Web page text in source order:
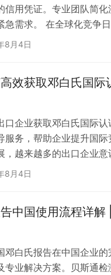
信用凭证。专业团队简
急需求。 在全球化竞争
告已成为国际商务合作的
企业信用服务提供商，
8月4日
效获取邓白氏国
口企业获取邓白氏国际
服务，帮助企业提升国
，越来越多的出口企业
用评估体系，邓白氏认证
家信任度 满足国际采购
8月4日
中国使用流程详
邓白氏报告在中国企业
专业解决方案。贝斯通